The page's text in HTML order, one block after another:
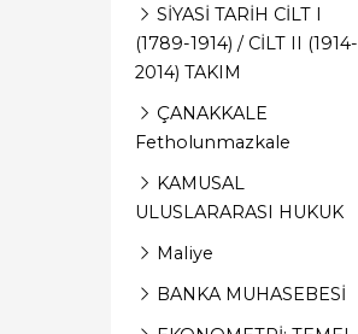
SİYASİ TARİH CİLT I
(1789-1914) / CİLT II (1914-
2014) TAKIM
ÇANAKKALE
Fetholunmazkale
KAMUSAL
ULUSLARARASI HUKUK
Maliye
BANKA MUHASEBESİ